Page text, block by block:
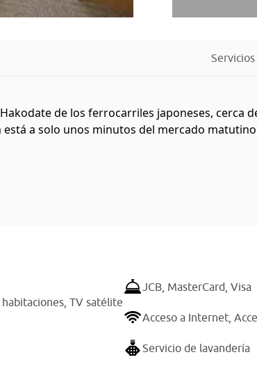
Servicios
de los ferrocarriles japoneses, cerca
a solo unos minutos del mercado
TV satélite
JCB, MasterCard, Visa
Acceso a Internet,
Servicio de lavandería